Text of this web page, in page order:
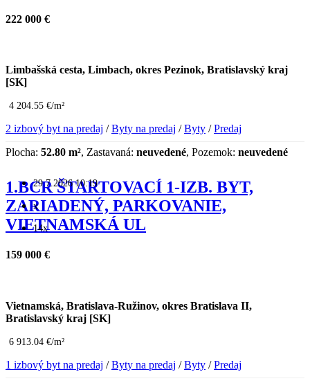
222 000 €
Limbašská cesta, Limbach, okres Pezinok, Bratislavský kraj
[SK]
4 204.55 €/m²
2 izbový byt na predaj /Byty na predaj /Byty /Predaj
Plocha: 52.80 m², Zastavaná: neuvedené, Pozemok: neuvedené
29.7.2026 10:19
x
14x
1.BCR ŠTARTOVACÍ 1-IZB. BYT,
ZARIADENÝ, PARKOVANIE,
VIETNAMSKÁ UL
159 000 €
Vietnamská, Bratislava-Ružinov, okres Bratislava II,
Bratislavský kraj [SK]
6 913.04 €/m²
1 izbový byt na predaj /Byty na predaj /Byty /Predaj